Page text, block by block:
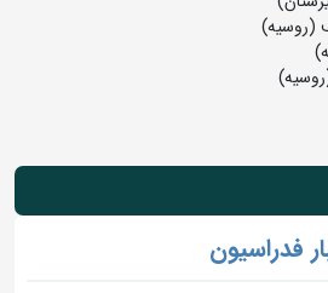
فدراسیون